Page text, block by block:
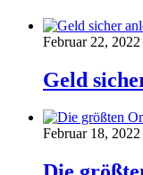
Februar 22, 2022
Geld
Februar 18, 2022